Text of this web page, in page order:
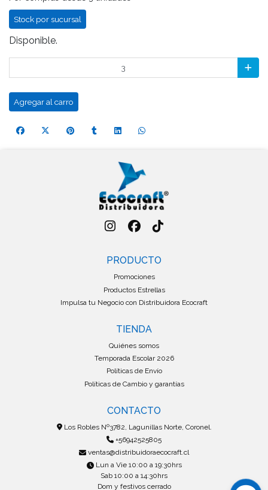
Stock por sucursal
Disponible.
Agregar al carro
PRODUCTO
Promociones
Productos Estrellas
Impulsa tu Negocio con Distribuidora Ecocraft
TIENDA
Quiénes somos
Temporada Escolar 2026
Políticas de Envío
Políticas de Cambio y garantías
CONTACTO
Los Robles Nº3782, Lagunillas Norte, Coronel.
+56942525805
ventas@distribuidoraecocraft.cl
Lun a Vie 10:00 a 19:30hrs
Sab 10:00 a 14:30hrs
Dom y festivos cerrado